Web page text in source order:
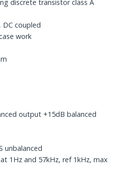
discrete transistor class A
coupled
work
output +15dB balanced
unbalanced
1Hz and 57kHz, ref 1kHz, max